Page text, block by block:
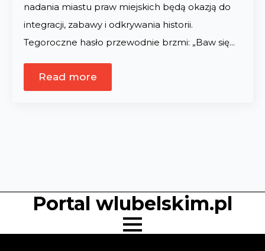
nadania miastu praw miejskich będą okazją do
integracji, zabawy i odkrywania historii.
Tegoroczne hasło przewodnie brzmi: „Baw się…
Read more
Portal wlubelskim.pl